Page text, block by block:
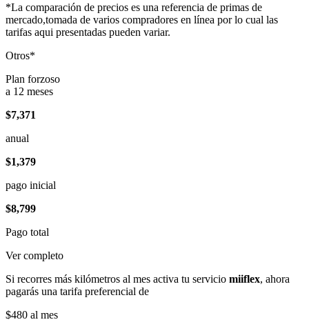
*La comparación de precios es una referencia de primas de
mercado,tomada de varios compradores en línea por lo cual las
tarifas aqui presentadas pueden variar.
Otros*
Plan forzoso
a 12 meses
$7,371
anual
$1,379
pago inicial
$8,799
Pago total
Ver completo
Si recorres más kilómetros al mes activa tu servicio miiflex, ahora
pagarás una tarifa preferencial de
$480 al mes